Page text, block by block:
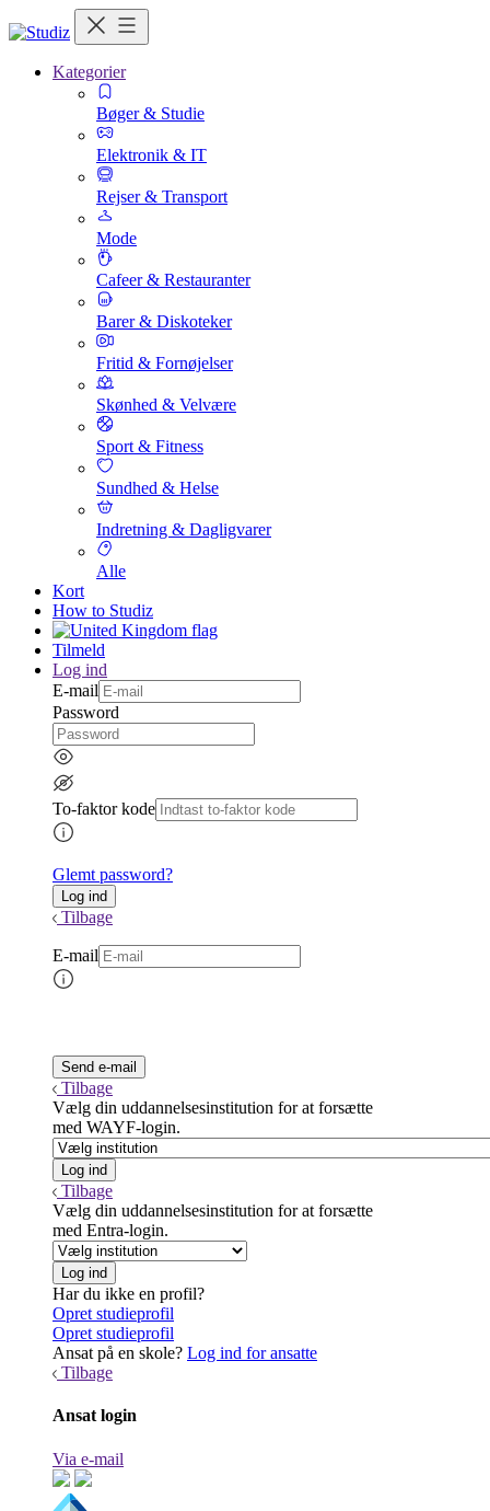
Kategorier
Bøger & Studie
Elektronik & IT
Rejser & Transport
Mode
Cafeer & Restauranter
Barer & Diskoteker
Fritid & Fornøjelser
Skønhed & Velvære
Sport & Fitness
Sundhed & Helse
Indretning & Dagligvarer
Alle
Kort
How to Studiz
Tilmeld
Log ind
E-mail
Password
To-faktor kode
Glemt password?
Tilbage
E-mail
Tilbage
Vælg din uddannelsesinstitution for at forsætte
med WAYF-login.
Tilbage
Vælg din uddannelsesinstitution for at forsætte
med Entra-login.
Har du ikke en profil?
Opret studieprofil
Opret studieprofil
Ansat på en skole? Log ind for ansatte
Tilbage
Ansat login
Via e-mail